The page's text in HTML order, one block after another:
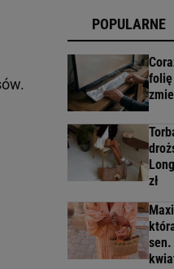
POPULARNE
folię
zł
sen.